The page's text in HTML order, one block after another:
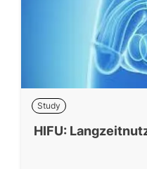
Study
HIFU: